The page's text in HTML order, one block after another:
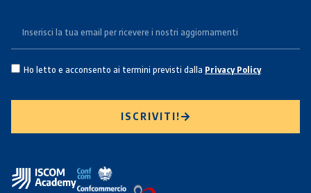
Ho letto e acconsento ai termini previsti dalla Privacy Policy
ISCRIVITI!